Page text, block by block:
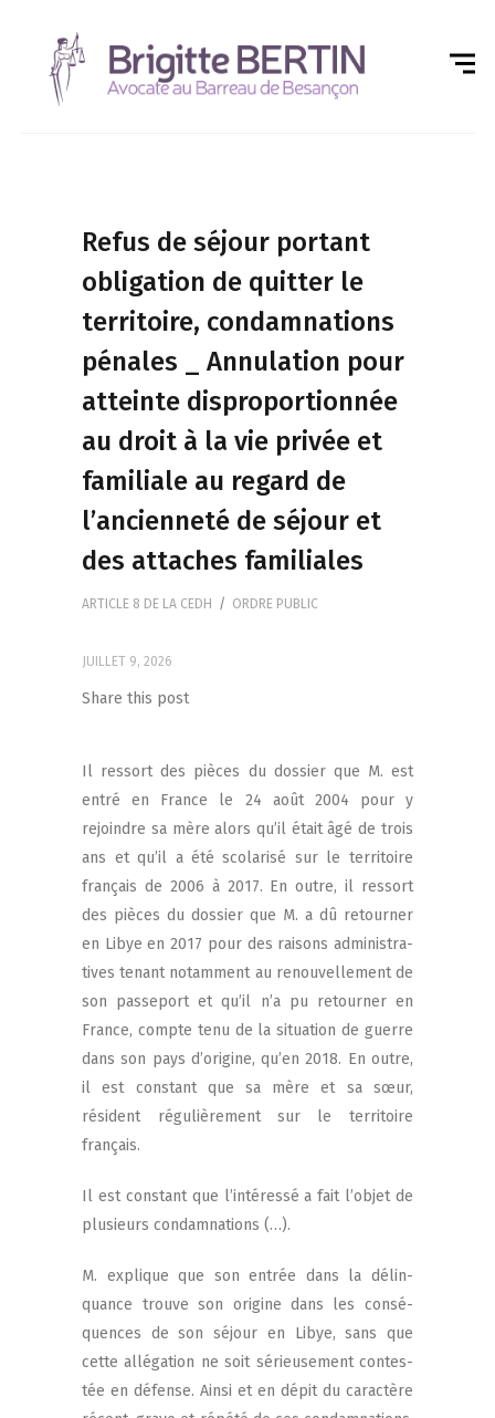
Refus de séjour portant
obligation de quitter le
territoire, condamnations
pénales _ Annulation pour
atteinte disproportionnée
au droit à la vie privée et
familiale au regard de
l’ancienneté de séjour et
des attaches familiales
ARTICLE 8 DE LA CEDH / ORDRE PUBLIC
JUILLET 9, 2026
Share this post
Il res­sort des pièces du dos­sier que M. est
entré en France le 24 août 2004 pour y
rejoindre sa mère alors qu’il était âgé de trois
ans et qu’il a été sco­la­ri­sé sur le ter­ri­toire
fran­çais de 2006 à 2017. En outre, il res­sort
des pièces du dos­sier que M. a dû retour­ner
en Libye en 2017 pour des rai­sons admi­nis­tra­
tives tenant notam­ment au renou­vel­le­ment de
son pas­se­port et qu’il n’a pu retour­ner en
France, compte tenu de la situa­tion de guerre
dans son pays d’origine, qu’en 2018. En outre,
il est constant que sa mère et sa sœur,
résident régu­liè­re­ment sur le ter­ri­toire
français.
Il est constant que l’intéressé a fait l’objet de
plu­sieurs condamnations (…).
M. explique que son entrée dans la délin­
quance trouve son ori­gine dans les consé­
quences de son séjour en Libye, sans que
cette allé­ga­tion ne soit sérieu­se­ment contes­
tée en défense. Ain­si et en dépit du carac­tère